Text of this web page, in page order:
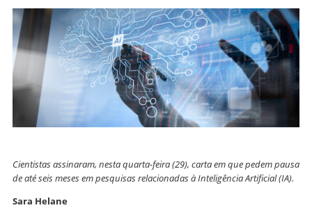
Cientistas assinaram, nesta quarta-feira (29), carta em que pedem pausa
de até seis meses em pesquisas relacionadas à Inteligência Artificial (IA).
Sara Helane